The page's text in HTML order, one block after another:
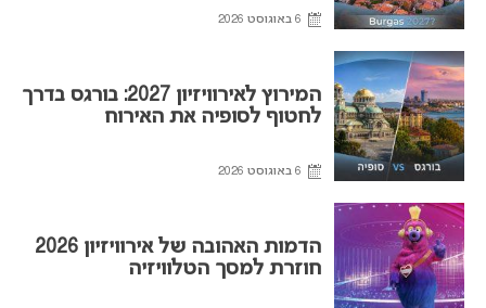
6 באוגוסט 2026
המירוץ לאירוויזיון 2027: בורגס בדרך
לחטוף לסופיה את האירוח
6 באוגוסט 2026
הדמות האהובה של אירוויזיון 2026
חוזרת למסך הטלוויזיה